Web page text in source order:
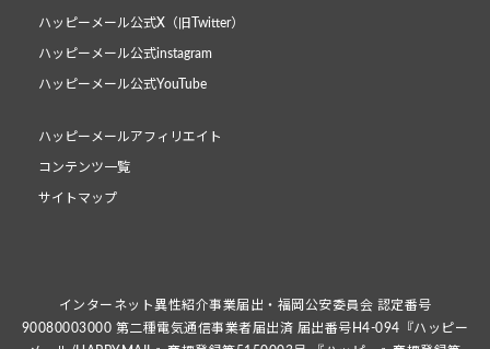
ハッピーメール公式X（旧Twitter）
ハッピーメール公式instagram
ハッピーメール公式YouTube
ハッピーメールアフィリエイト
コンテンツ一覧
サイトマップ
インターネット異性紹介事業届出・福岡公安委員会 認定番号
90080003000 第二種電気通信事業者届出済 届出番号H4-094『ハッピー